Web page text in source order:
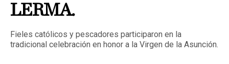
LERMA.
Fieles católicos y pescadores participaron en la
tradicional celebración en honor a la Virgen de la Asunción.